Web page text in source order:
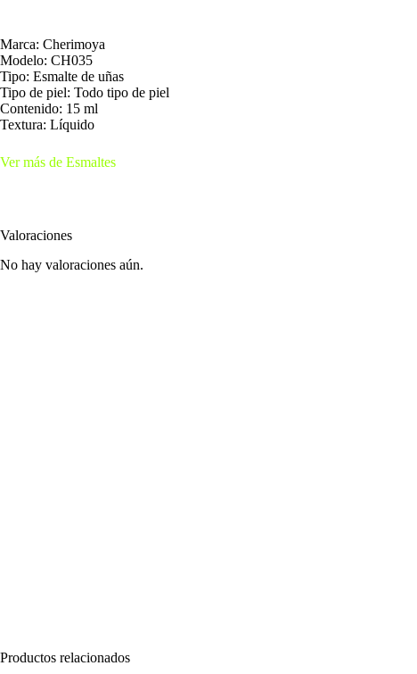
Marca: Cherimoya
Modelo: CH035
Tipo: Esmalte de uñas
Tipo de piel: Todo tipo de piel
Contenido: 15 ml
Textura: Líquido
Ver más de Esmaltes
Valoraciones
No hay valoraciones aún.
Productos relacionados